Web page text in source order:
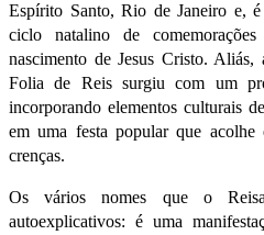
Espírito Santo, Rio de Janeiro e,
ciclo natalino de
nascimento de Jesus Cristo.
Folia de Reis surgiu com um
incorporando elementos culturais
em uma festa popular que acolhe
crenças.
Os vários nomes que o
autoexplicativos: é uma